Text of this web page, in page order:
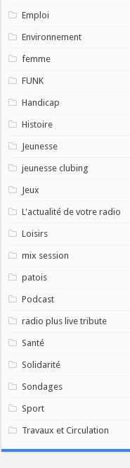
Emploi
Environnement
femme
FUNK
Handicap
Histoire
Jeunesse
jeunesse clubing
Jeux
L'actualité de votre radio
Loisirs
mix session
patois
Podcast
radio plus live tribute
Santé
Solidarité
Sondages
Sport
Travaux et Circulation